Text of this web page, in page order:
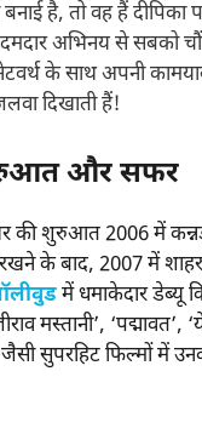
है, तो वह हैं
अभिनय से सबको
के साथ अपनी
दिखाती हैं!
और सफर
की शुरुआत 2006 में कन्नड़
के बाद, 2007 में
में धमाकेदार डेब्यू
मस्तानी’, ‘पद्मावत’,
जैसी सुपरहिट फिल्मों में